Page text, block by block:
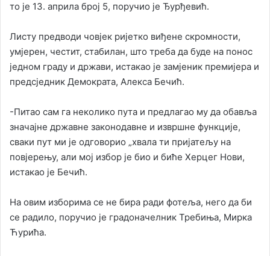
то је 13. априла број 5, поручио је Ђурђевић.
Листу предводи човјек ријетко виђене скромности,
умјерен, честит, стабилан, што треба да буде на понос
једном граду и држави, истакао је замјеник премијера и
предсједник Демократа, Алекса Бечић.
-Питао сам га неколико пута и предлагао му да обавља
значајне државне законодавне и извршне функције,
сваки пут ми је одговорио „хвала ти пријатељу на
повјерењу, али мој избор је био и биће Херцег Нови,
истакао је Бечић.
На овим изборима се не бира ради фотеља, него да би
се радило, поручио је градоначелник Требиња, Мирка
Ћурића.